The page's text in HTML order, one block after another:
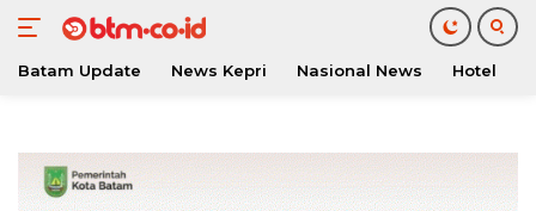
konten
Batam Update News Kepri Nasional News Hotel